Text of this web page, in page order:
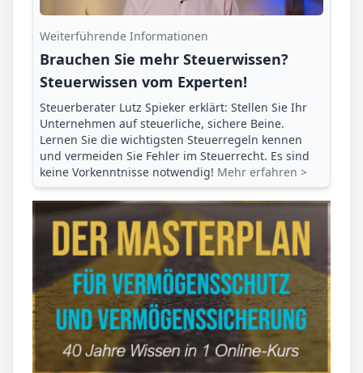
Weiterführende Informationen
Brauchen Sie mehr Steuerwissen?
Steuerwissen vom Experten!
Steuerberater Lutz Spieker erklärt: Stellen Sie Ihr
Unternehmen auf steuerliche, sichere Beine.
Lernen Sie die wichtigsten Steuerregeln kennen
und vermeiden Sie Fehler im Steuerrecht. Es sind
keine Vorkenntnisse notwendig! Mehr erfahren >